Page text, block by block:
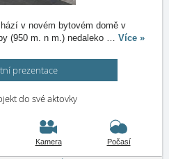
v novém bytovém domě v
(950 m. n m.) nedaleko … Více »
prezentace
do své aktovky
Kamera Počasí